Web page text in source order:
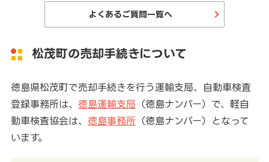
よくあるご質問一覧へ
松茂町の売却手続きについて
徳島県松茂町で売却手続きを行う運輸支局、自動車検査
登録事務所は、 徳島運輸支局 （徳島ナンバー）で、軽自
動車検査協会は、 徳島事務所（徳島ナンバー）となって
います。